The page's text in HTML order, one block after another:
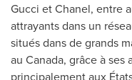
Gucci et Chanel, entre
attrayants dans un
situés dans de grands
au Canada, grâce à
principalement aux